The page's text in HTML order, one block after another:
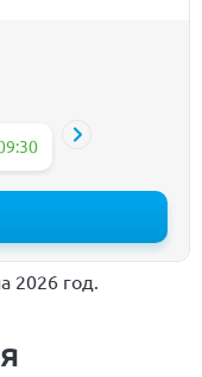
10:00
2026 год.